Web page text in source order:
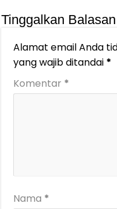
Tinggalkan Balasan
Alamat email Anda
yang wajib ditandai *
Komentar *
Nama *